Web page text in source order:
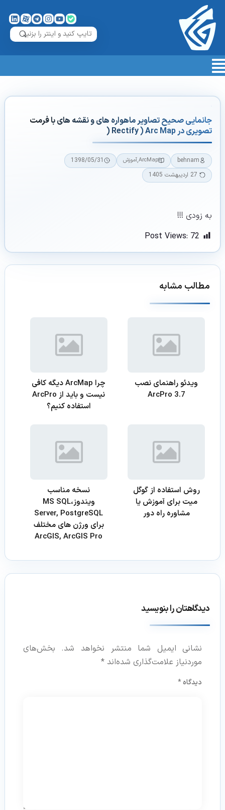
جانمایی صحیح تصاویر ماهواره های و نقشه های با فرمت
تصویری در Rectify ) Arc Map (
behnam
ArcMap
,آموزش
1398/05/31
27 اردیبهشت 1405
به زودی !!!
Post Views: 72
مطالب مشابه
ویدئو راهنمای نصب
ArcPro 3.7
چرا ArcMap دیگه کافی
نیست و باید از ArcPro
استفاده کنیم؟
روش استفاده از گوگل
میت برای آموزش یا
مشاوره راه دور
نسخه مناسب
ویندوز،MS SQL
Server, PostgreSQL
برای ورژن های مختلف
ArcGIS, ArcGIS Pro
دیدگاهتان را بنویسید
نشانی ایمیل شما منتشر نخواهد شد.
بخش‌های
موردنیاز علامت‌گذاری شده‌اند *
دیدگاه*